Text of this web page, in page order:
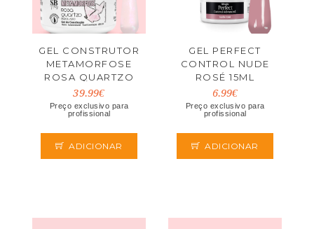
GEL CONSTRUTOR
METAMORFOSE
ROSA QUARTZO
PÉROLADO 200ML
39.99€
Preço exclusivo para
profissional
ADICIONAR
GEL PERFECT
CONTROL NUDE
ROSÉ 15ML
6.99€
Preço exclusivo para
profissional
ADICIONAR